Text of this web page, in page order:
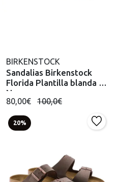
BIRKENSTOCK
Sandalias Birkenstock
Florida Plantilla blanda BF
Negro
80,00€ 100,0€
20%